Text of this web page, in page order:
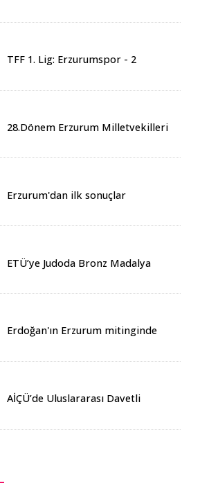
TFF 1. Lig: Erzurumspor - 2
28.Dönem Erzurum Milletvekilleri
Erzurum'dan ilk sonuçlar
ETÜ’ye Judoda Bronz Madalya
Erdoğan'ın Erzurum mitinginde
AİÇÜ’de Uluslararası Davetli